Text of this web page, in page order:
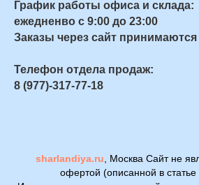
График работы офиса и склада:
ежедненво с 9:00 до 23:00
Заказы через сайт принимаются
Телефон отдела продаж:
8 (977)-317-77-18
sharlandiya.ru , Москва Сайт не
офертой (описанной в